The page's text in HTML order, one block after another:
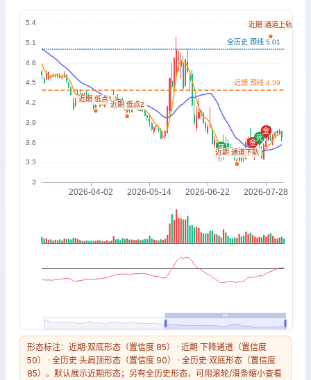
形态标注：近期·双底形态（置信度 85） · 近期·下降通道（置信度
50） · 全历史·头肩顶形态（置信度 90） · 全历史·双底形态（置信度
85）。默认展示近期形态；另有全历史形态，可用滚轮/滑条缩小查看